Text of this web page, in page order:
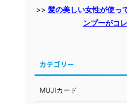
>> 髪の美しい女性が使っ
ンプーがコレ
カテゴリー
MUJIカード